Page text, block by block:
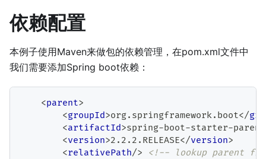
依赖配置
本例子使用Maven来做包的依赖管理，在pom.xml文件中
我们需要添加Spring boot依赖：
<parent>
<groupId>org.springframework.boot</
<artifactId>spring-boot-starter-parent
<version>2.2.2.RELEASE</version>
<relativePath/>
<!-- lookup parent